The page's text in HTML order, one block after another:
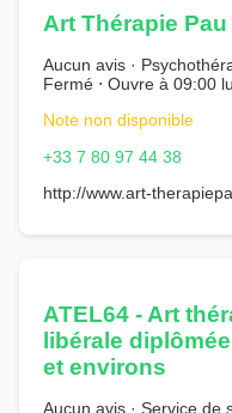
Art Thérapie Pau
Aucun avis ·
Fermé ⋅ Ouvre à 09:00
Note non disponible
+33 7 80 97 44 38
http://www.art-
ATEL64 - Art
libérale
et environs
Aucun avis · Service de